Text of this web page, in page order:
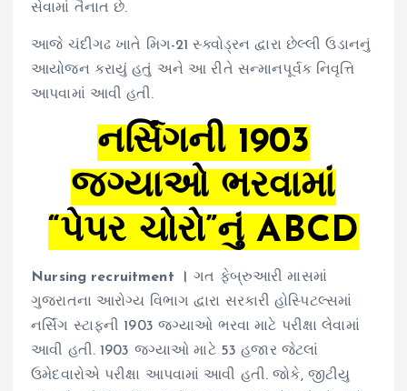
સેવામાં તૈનાત છે.
આજે ચંદીગઢ ખાતે મિગ-21 સ્ક્વોડ્રન દ્વારા છેલ્લી ઉડાનનું
આયોજન કરાયું હતું અને આ રીતે સન્માનપૂર્વક નિવૃત્તિ
આપવામાં આવી હતી.
નર્સિંગની 1903
જગ્યાઓ ભરવામાં
“પેપર ચોરો”નું ABCD
Nursing recruitment ।
ગત ફેબ્રુઆરી માસમાં
ગુજરાતના આરોગ્ય વિભાગ દ્વારા સરકારી હોસ્પિટલ્સમાં
નર્સિંગ સ્ટાફની 1903 જગ્યાઓ ભરવા માટે પરીક્ષા લેવામાં
આવી હતી. 1903 જગ્યાઓ માટે 53 હજાર જેટલાં
ઉમેદવારોએ પરીક્ષા આપવામાં આવી હતી. જોકે, જીટીયુ